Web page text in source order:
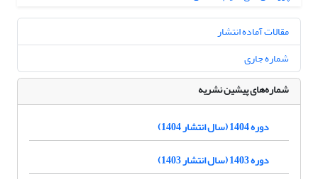
مقالات آماده انتشار
شماره جاری
شماره‌های پیشین نشریه
دوره 1404 (سال انتشار 1404)
دوره 1403 (سال انتشار 1403)